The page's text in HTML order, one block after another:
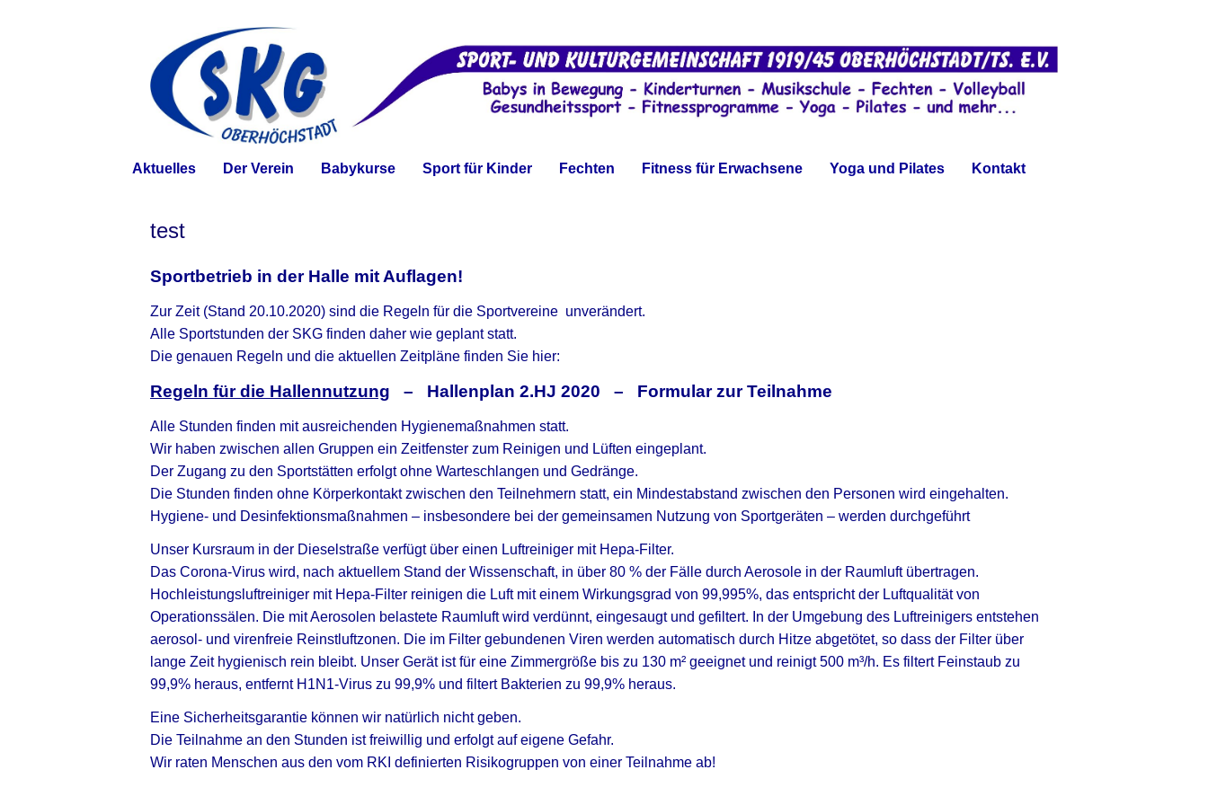
Aktuelles Der Verein Babykurse Sport für Kinder Fechten Fitness für Erwachsene Yoga und Pilates Kontakt
test
Sportbetrieb in der Halle mit Auflagen!
Zur Zeit (Stand 20.10.2020) sind die Regeln für die Sportvereine unverändert.
Alle Sportstunden der SKG finden daher wie geplant statt.
Die genauen Regeln und die aktuellen Zeitpläne finden Sie hier:
Regeln für die Hallennutzung – Hallenplan 2.HJ 2020 – Formular zur Teilnahme
Alle Stunden finden mit ausreichenden Hygienemaßnahmen statt.
Wir haben zwischen allen Gruppen ein Zeitfenster zum Reinigen und Lüften eingeplant.
Der Zugang zu den Sportstätten erfolgt ohne Warteschlangen und Gedränge.
Die Stunden finden ohne Körperkontakt zwischen den Teilnehmern statt, ein Mindestabstand zwischen den Personen wird eingehalten.
Hygiene- und Desinfektionsmaßnahmen – insbesondere bei der gemeinsamen Nutzung von Sportgeräten – werden durchgeführt
Unser Kursraum in der Dieselstraße verfügt über einen Luftreiniger mit Hepa-Filter.
Das Corona-Virus wird, nach aktuellem Stand der Wissenschaft, in über 80 % der Fälle durch Aerosole in der Raumluft übertragen.
Hochleistungsluftreiniger mit Hepa-Filter reinigen die Luft mit einem Wirkungsgrad von 99,995%, das entspricht der Luftqualität von
Operationssälen. Die mit Aerosolen belastete Raumluft wird verdünnt, eingesaugt und gefiltert. In der Umgebung des Luftreinigers entstehen
aerosol- und virenfreie Reinstluftzonen. Die im Filter gebundenen Viren werden automatisch durch Hitze abgetötet, so dass der Filter über
lange Zeit hygienisch rein bleibt. Unser Gerät ist für eine Zimmergröße bis zu 130 m² geeignet und reinigt 500 m³/h. Es filtert Feinstaub zu
99,9% heraus, entfernt H1N1-Virus zu 99,9% und filtert Bakterien zu 99,9% heraus.
Eine Sicherheitsgarantie können wir natürlich nicht geben.
Die Teilnahme an den Stunden ist freiwillig und erfolgt auf eigene Gefahr.
Wir raten Menschen aus den vom RKI definierten Risikogruppen von einer Teilnahme ab!